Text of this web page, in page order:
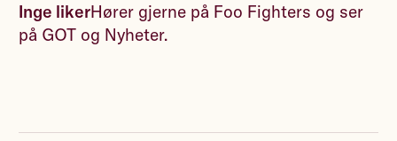
Inge likerHører gjerne på Foo Fighters og ser
på GOT og Nyheter.